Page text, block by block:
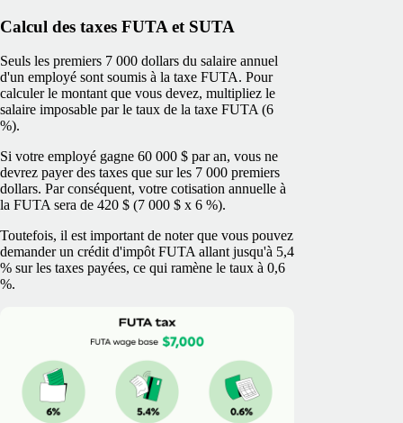
Calcul des taxes FUTA et SUTA
Seuls les premiers 7 000 dollars du salaire annuel
d'un employé sont soumis à la taxe FUTA. Pour
calculer le montant que vous devez, multipliez le
salaire imposable par le taux de la taxe FUTA (6
%).
Si votre employé gagne 60 000 $ par an, vous ne
devrez payer des taxes que sur les 7 000 premiers
dollars. Par conséquent, votre cotisation annuelle à
la FUTA sera de 420 $ (7 000 $ x 6 %).
Toutefois, il est important de noter que vous pouvez
demander un crédit d'impôt FUTA allant jusqu'à 5,4
% sur les taxes payées, ce qui ramène le taux à 0,6
%.